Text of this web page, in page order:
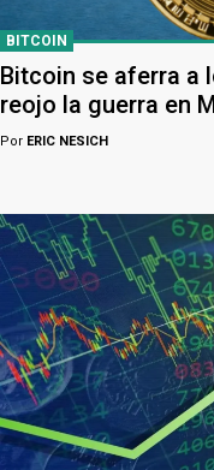
BITCOIN
Bitcoin se aferra a
reojo la guerra en
Por ERIC NESICH